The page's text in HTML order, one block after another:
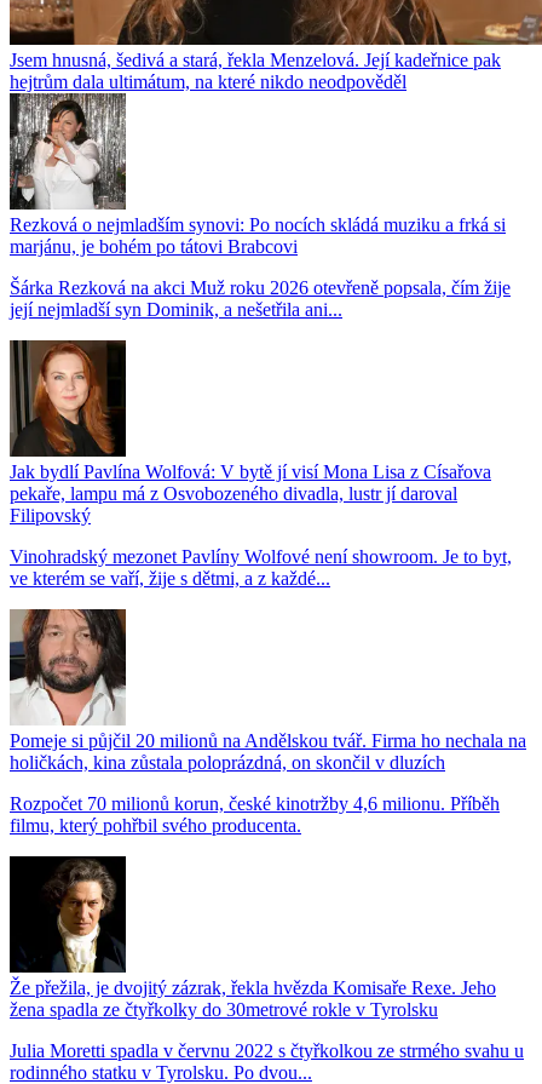
Jsem hnusná, šedivá a stará, řekla Menzelová. Její kadeřnice pak
hejtrům dala ultimátum, na které nikdo neodpověděl
Rezková o nejmladším synovi: Po nocích skládá muziku a frká si
marjánu, je bohém po tátovi Brabcovi
Šárka Rezková na akci Muž roku 2026 otevřeně popsala, čím žije
její nejmladší syn Dominik, a nešetřila ani...
Jak bydlí Pavlína Wolfová: V bytě jí visí Mona Lisa z Císařova
pekaře, lampu má z Osvobozeného divadla, lustr jí daroval
Filipovský
Vinohradský mezonet Pavlíny Wolfové není showroom. Je to byt,
ve kterém se vaří, žije s dětmi, a z každé...
Pomeje si půjčil 20 milionů na Andělskou tvář. Firma ho nechala na
holičkách, kina zůstala poloprázdná, on skončil v dluzích
Rozpočet 70 milionů korun, české kinotržby 4,6 milionu. Příběh
filmu, který pohřbil svého producenta.
Že přežila, je dvojitý zázrak, řekla hvězda Komisaře Rexe. Jeho
žena spadla ze čtyřkolky do 30metrové rokle v Tyrolsku
Julia Moretti spadla v červnu 2022 s čtyřkolkou ze strmého svahu u
rodinného statku v Tyrolsku. Po dvou...